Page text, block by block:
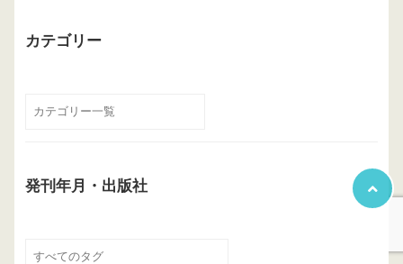
カテゴリー
発刊年月・出版社